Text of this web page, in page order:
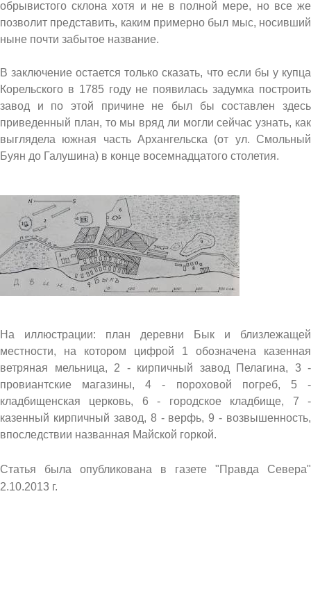
обрывистого склона хотя и не в полной мере, но все же
позволит представить, каким примерно был мыс, носивший
ныне почти забытое название.
В заключение остается только сказать, что если бы у купца
Корельского в 1785 году не появилась задумка построить
завод и по этой причине не был бы составлен здесь
приведенный план, то мы вряд ли могли сейчас узнать, как
выглядела южная часть Архангельска (от ул. Смольный
Буян до Галушина) в конце восемнадцатого столетия.
На иллюстрации: план деревни Бык и близлежащей
местности, на котором цифрой 1 обозначена казенная
ветряная мельница, 2 - кирпичный завод Пелагина, 3 -
провиантские магазины, 4 - пороховой погреб, 5 -
кладбищенская церковь, 6 - городское кладбище, 7 -
казенный кирпичный завод, 8 - верфь, 9 - возвышенность,
впоследствии названная Майской горкой.
Статья была опубликована в газете "Правда Севера"
2.10.2013 г.